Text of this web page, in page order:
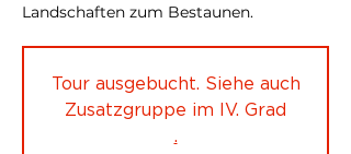
Landschaften zum Bestaunen.
Tour ausgebucht. Siehe auch
Zusatzgruppe im IV. Grad
.